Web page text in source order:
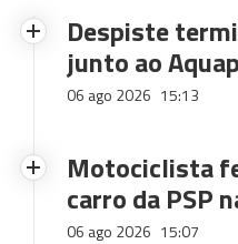
Despiste
junto ao
06 ago 2026 15:13
Motociclista
carro da PSP
06 ago 2026 15:07